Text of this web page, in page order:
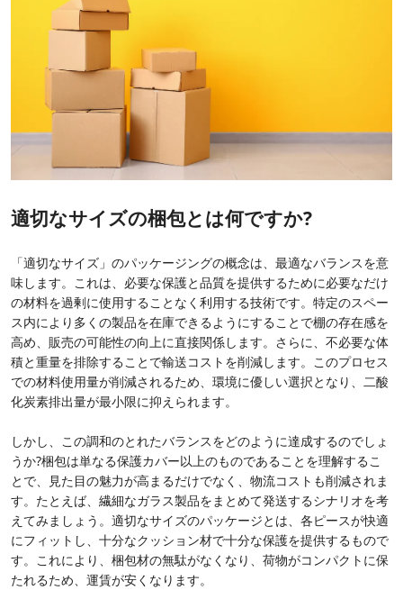
適切なサイズの梱包とは何ですか?
「適切なサイズ」のパッケージングの概念は、最適なバランスを意
味します。これは、必要な保護と品質を提供するために必要なだけ
の材料を過剰に使用することなく利用する技術です。特定のスペー
ス内により多くの製品を在庫できるようにすることで棚の存在感を
高め、販売の可能性の向上に直接関係します。さらに、不必要な体
積と重量を排除することで輸送コストを削減します。このプロセス
での材料使用量が削減されるため、環境に優しい選択となり、二酸
化炭素排出量が最小限に抑えられます。
しかし、この調和のとれたバランスをどのように達成するのでしょ
うか?梱包は単なる保護カバー以上のものであることを理解するこ
とで、見た目の魅力が高まるだけでなく、物流コストも削減されま
す。たとえば、繊細なガラス製品をまとめて発送するシナリオを考
えてみましょう。適切なサイズのパッケージとは、各ピースが快適
にフィットし、十分なクッション材で十分な保護を提供するもので
す。これにより、梱包材の無駄がなくなり、荷物がコンパクトに保
たれるため、運賃が安くなります。